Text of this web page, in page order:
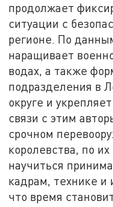
продолжает
ситуации с
регионе. По
наращивает
водах, а также
подразделения в
округе и
связи с этим
срочном
королевства, по
научиться
кадрам, технике и
что время